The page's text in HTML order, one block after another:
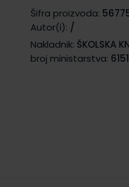
Šifra proizvoda:
Autor(i): /
Nakladnik: ŠKOLSKA
broj ministarstva: